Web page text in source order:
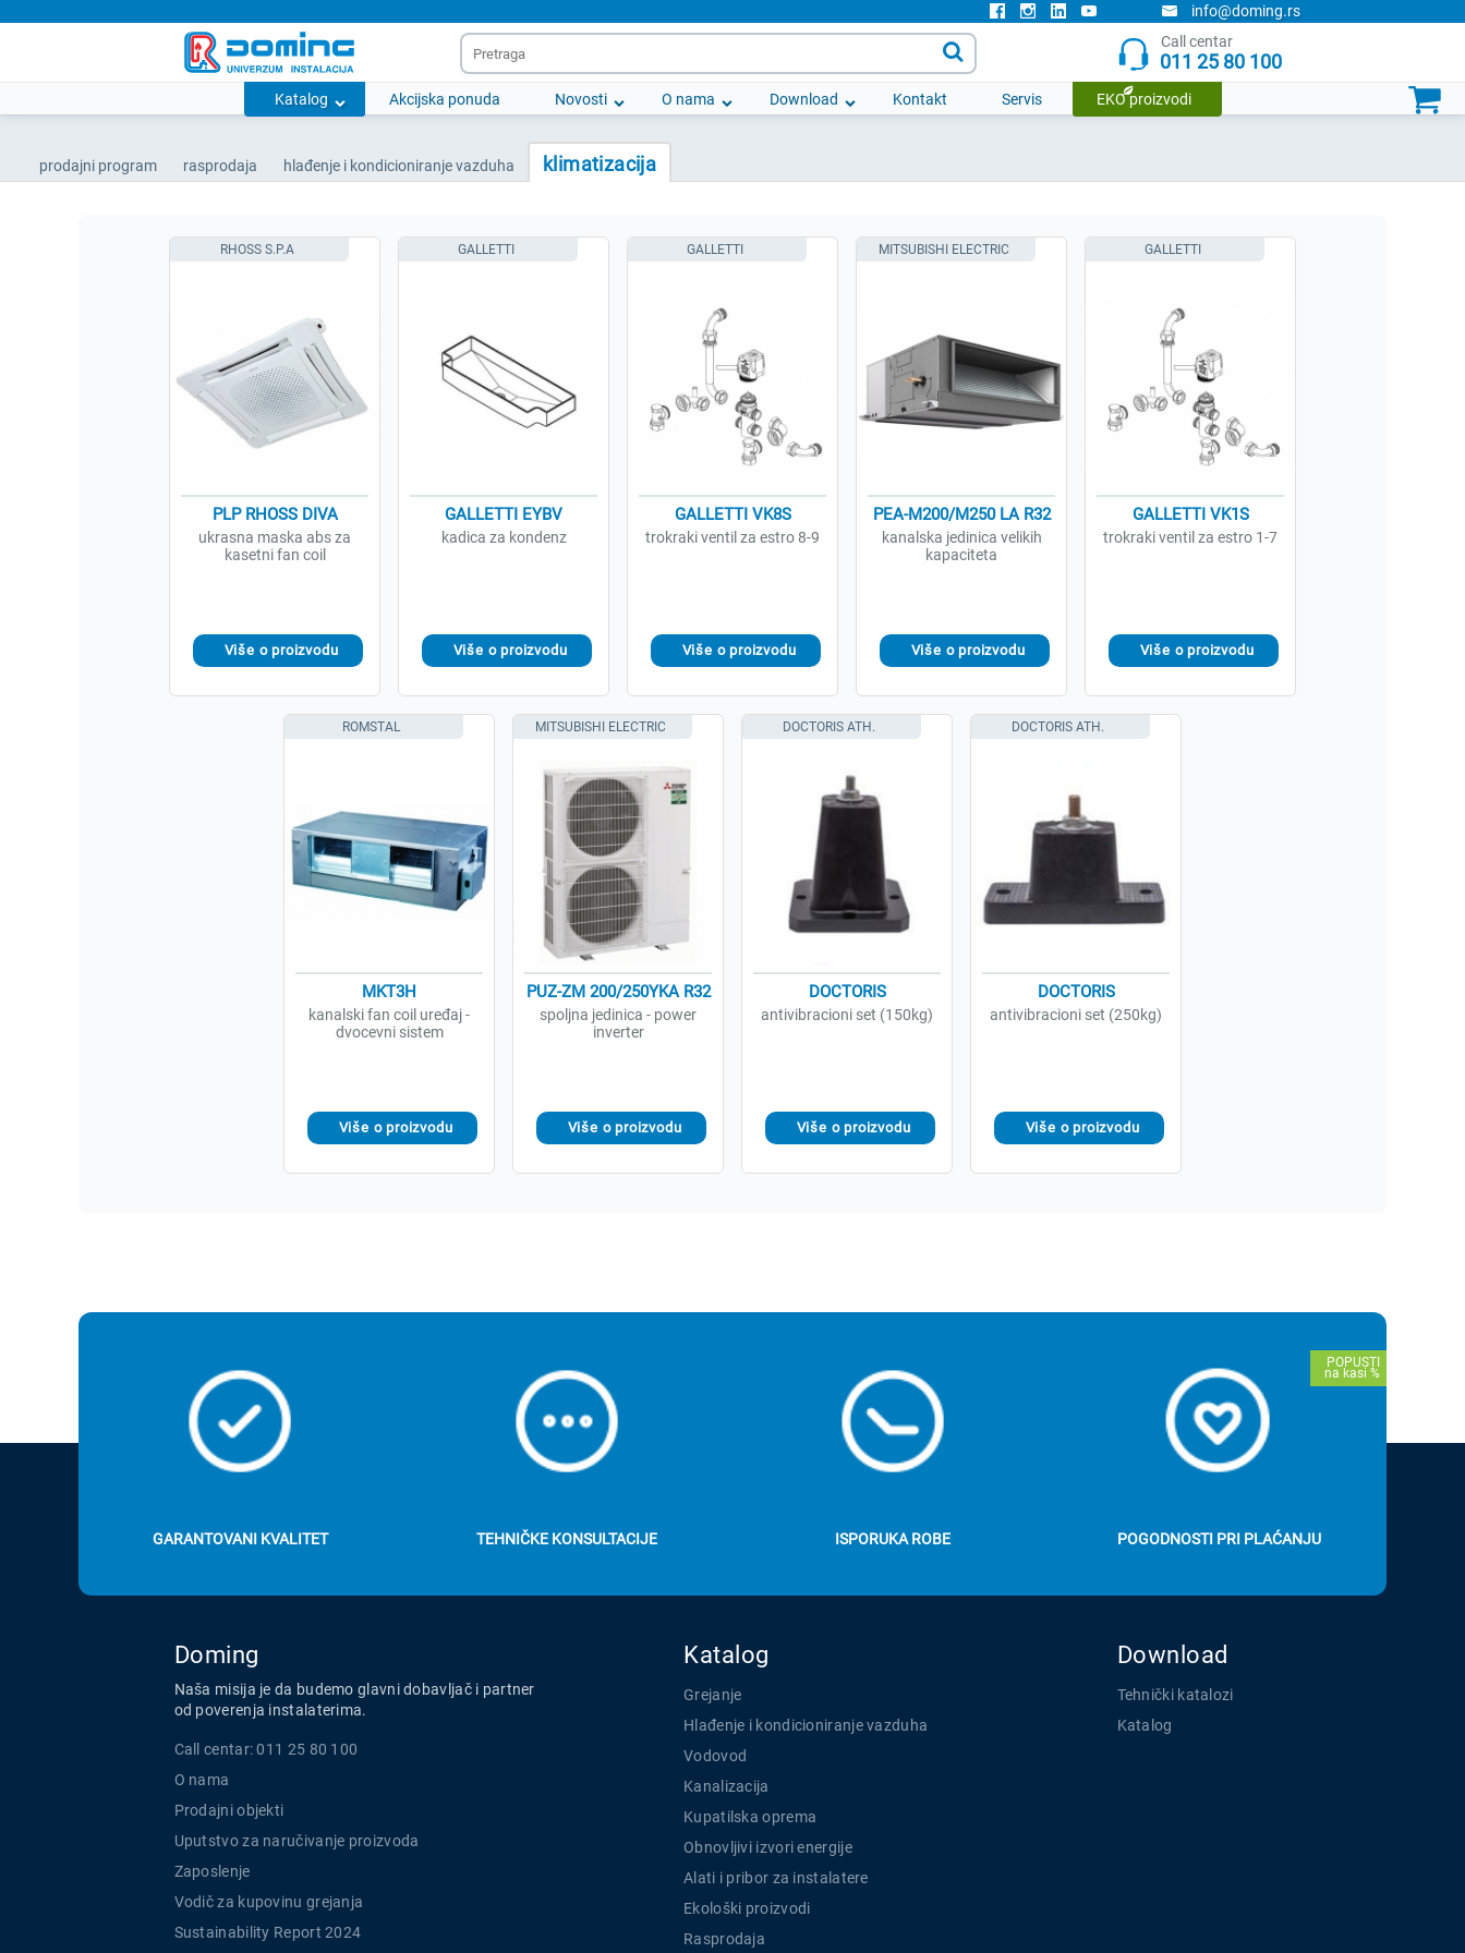
info@doming.rs
Call centar
011 25 80 100
Katalog Akcijska ponuda Novosti O nama Download Kontakt Servis EKO proizvodi


prodajni program rasprodaja hlađenje i kondicioniranje vazduha klimatizacija
PLP RHOSS DIVA
ukrasna maska abs za
kasetni fan coil
RHOSS S.P.A
GALLETTI EYBV
kadica za kondenz
GALLETTI
GALLETTI VK8S
trokraki ventil za estro 8-9
GALLETTI
PEA-M200/M250 LA R32
kanalska jedinica velikih
kapaciteta
MITSUBISHI ELECTRIC
GALLETTI VK1S
trokraki ventil za estro 1-7
GALLETTI
MKT3H
kanalski fan coil uređaj -
dvocevni sistem
ROMSTAL
PUZ-ZM 200/250YKA R32
spoljna jedinica - power
inverter
MITSUBISHI ELECTRIC
DOCTORIS
antivibracioni set (150kg)
DOCTORIS ATH.
DOCTORIS
antivibracioni set (250kg)
DOCTORIS ATH.
GARANTOVANI KVALITET TEHNIČKE KONSULTACIJE ISPORUKA ROBE POGODNOSTI PRI PLAĆANJU
Doming
Naša misija je da budemo glavni dobavljač i partner
od poverenja instalaterima.
Call centar: 011 25 80 100
O nama
Prodajni objekti
Uputstvo za naručivanje proizvoda
Zaposlenje
Vodič za kupovinu grejanja
Sustainability Report 2024
Katalog
Grejanje
Hlađenje i kondicioniranje vazduha
Vodovod
Kanalizacija
Kupatilska oprema
Obnovljivi izvori energije
Alati i pribor za instalatere
Ekološki proizvodi
Rasprodaja
Download
Tehnički katalozi
Katalog
Doming narudzbenica
Trenutno nemate ni jedan proizvod u listi.